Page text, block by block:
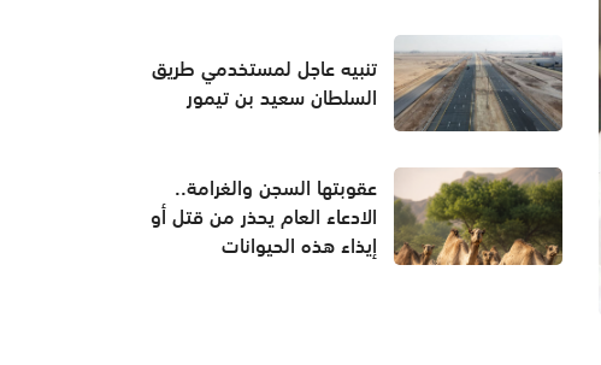
تنبيه عاجل لمستخدمي طريق
السلطان سعيد بن تيمور
عقوبتها السجن والغرامة..
الادعاء العام يحذر من قتل أو
إيذاء هذه الحيوانات